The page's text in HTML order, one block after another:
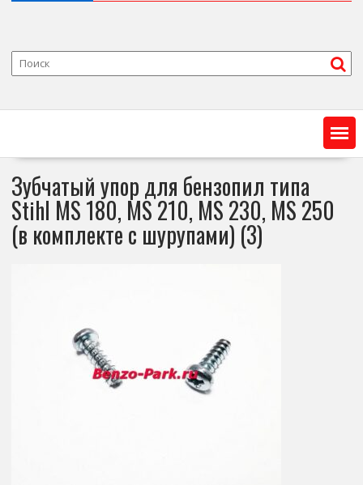
Зубчатый упор для бензопил типа
Stihl MS 180, MS 210, MS 230, MS 250
(в комплекте с шурупами) (3)